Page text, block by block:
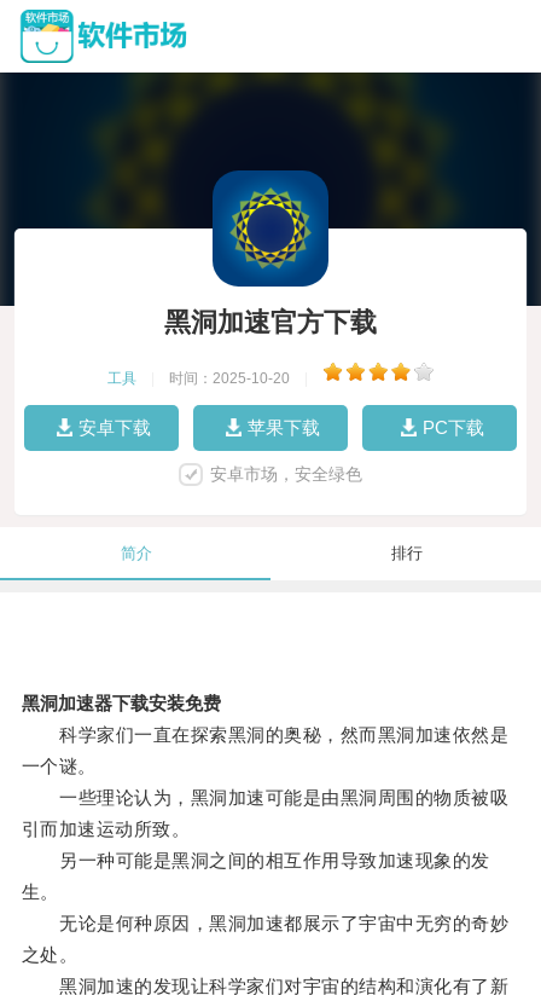
黑洞加速官方下载
工具 时间：2025-10-20
安卓下载 苹果下载 PC下载
安卓市场，安全绿色
简介 排行
黑洞加速器下载安装免费
科学家们一直在探索黑洞的奥秘，然而黑洞加速依然是
一个谜。
一些理论认为，黑洞加速可能是由黑洞周围的物质被吸
引而加速运动所致。
另一种可能是黑洞之间的相互作用导致加速现象的发
生。
无论是何种原因，黑洞加速都展示了宇宙中无穷的奇妙
之处。
黑洞加速的发现让科学家们对宇宙的结构和演化有了新